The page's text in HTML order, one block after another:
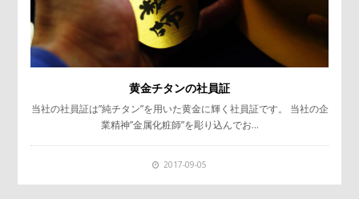
黄金チタンの社員証
当社の社員証は”純チタン”を用いた黄金に輝く社員証です。 当社の企
業精神”金属化粧師”を彫り込んでお…
2017-09-05